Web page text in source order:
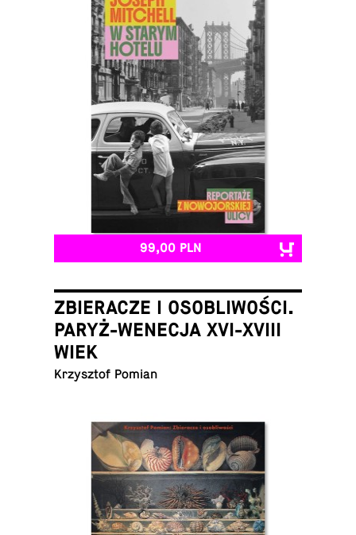
99,00 PLN
ZBIERACZE I OSOBLIWOŚCI.
PARYŻ-WENECJA XVI-XVIII
WIEK
Krzysz­tof Pomian